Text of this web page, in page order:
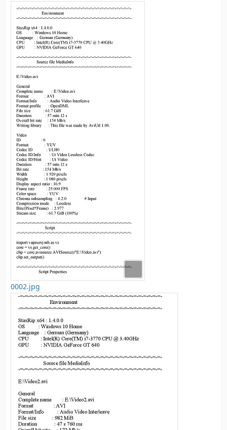
0002.jpg